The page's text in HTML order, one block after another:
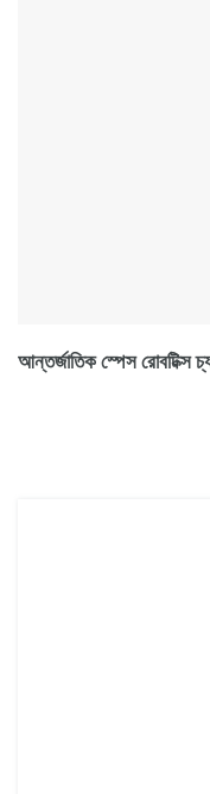
আন্তর্জাতিক স্পেস রোবটিক্স